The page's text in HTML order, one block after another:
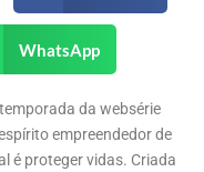
WhatsApp
da websérie
empreendedor de
é proteger vidas. Criada